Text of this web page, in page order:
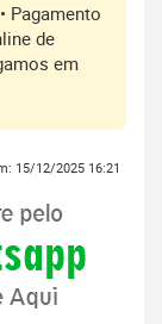
Pagamento
de
em
15/12/2025 16:21